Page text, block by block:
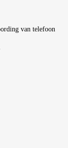
van telefoon